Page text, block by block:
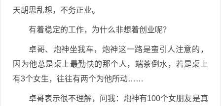
天胡思乱想，不务正业。
有着稳定的工作，为什么非想着创业呢？
卓哥、炮神坐我车，炮神这一路是蛮引人注意的，
因为他总是桌上最勤快的那个人，端茶倒水，若是桌上
有3个女生，往往有两个为他所动……
卓哥表示很不理解，问我：炮神有100个女朋友是真